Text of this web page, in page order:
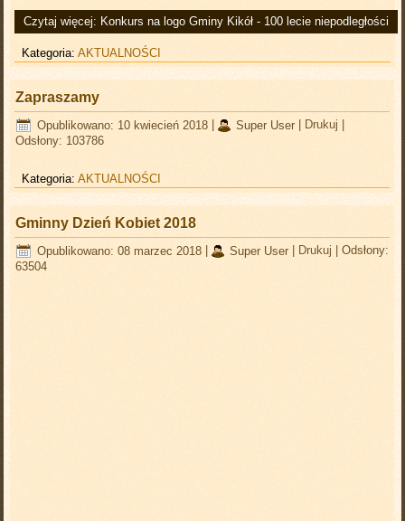
Czytaj więcej: Konkurs na logo Gminy Kikół - 100 lecie niepodległości
Kategoria:AKTUALNOŚCI
Zapraszamy
Opublikowano: 10 kwiecień 2018 Super User Drukuj
Odsłony: 103786
Kategoria:AKTUALNOŚCI
Gminny Dzień Kobiet 2018
Opublikowano: 08 marzec 2018 Super User| Drukuj |Odsłony:
63504